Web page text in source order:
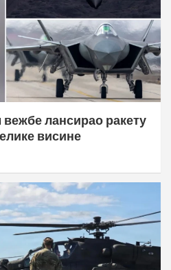
вежбе лансирао ракету
висине